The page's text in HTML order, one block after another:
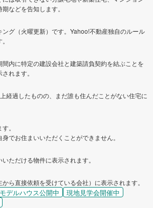
などを告知します。
グ（火曜更新）です。Yahoo!不動産独自のルール
内に特定の建設会社と建築請負契約を結ぶことを
れます。
経過したものの、まだ誰も住んだことがない住宅に
。
でお住まいいただくことができません。
ただける物件に表示されます。
ら直接依頼を受けている会社）に表示されます。
モデルハウス公開中
現地見学会開催中